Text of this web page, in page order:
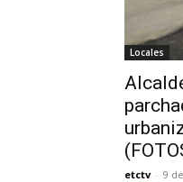
Locales
etctv - 9